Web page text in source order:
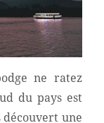
ne ratez
du pays est
une